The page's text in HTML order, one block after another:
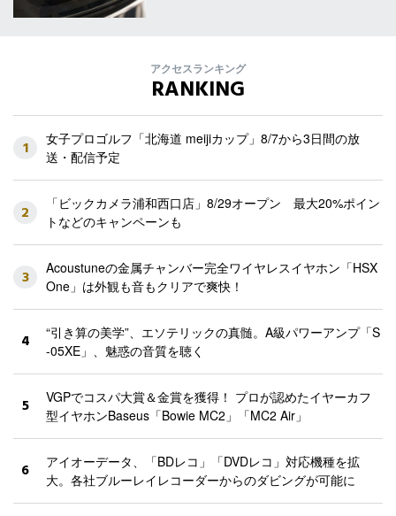
アクセスランキング
RANKING
1
女子プロゴルフ「北海道 meijiカップ」8/7から3日間の放
送・配信予定
2
「ビックカメラ浦和西口店」8/29オープン 最大20%ポイン
トなどのキャンペーンも
3
Acoustuneの金属チャンバー完全ワイヤレスイヤホン「HSX
One」は外観も音もクリアで爽快！
4
“引き算の美学”、エソテリックの真髄。A級パワーアンプ「S
-05XE」、魅惑の音質を聴く
5
VGPでコスパ大賞＆金賞を獲得！ プロが認めたイヤーカフ
型イヤホンBaseus「Bowie MC2」「MC2 Air」
6
アイオーデータ、「BDレコ」「DVDレコ」対応機種を拡
大。各社ブルーレイレコーダーからのダビングが可能に